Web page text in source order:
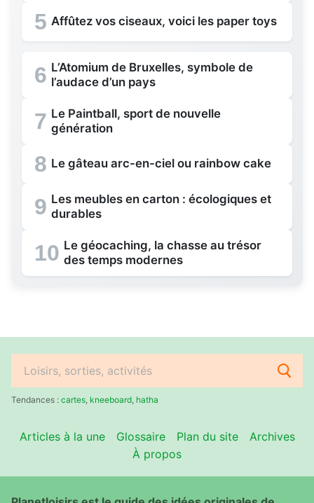
5 Affûtez vos ciseaux, voici les paper toys
6 L’Atomium de Bruxelles, symbole de
l’audace d’un pays
7 Le Paintball, sport de nouvelle
génération
8 Le gâteau arc-en-ciel ou rainbow cake
9 Les meubles en carton : écologiques et
durables
10 Le géocaching, la chasse au trésor
des temps modernes
Rechercher
:Tendances : cartes kneeboard hatha
Articles à la une Glossaire Plan du site
Archives
À propos